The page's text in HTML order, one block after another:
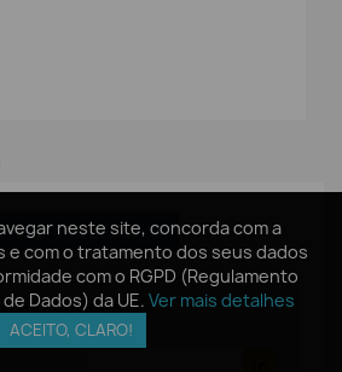
neste site, concorda com a
e com o tratamento dos seus dados
com o RGPD (Regulamento
Dados) da UE. Ver mais detalhes
ACEITO, CLARO!
uma avaliação
0avaliações-
neste site, concorda com a
e com o tratamento dos seus dados
com o RGPD (Regulamento
Dados) da UE. Ver mais detalhes
ACEITO, CLARO!